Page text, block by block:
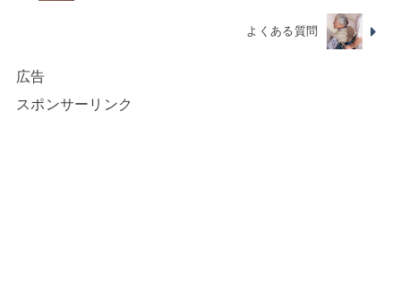
よくある質問
広告
スポンサーリンク